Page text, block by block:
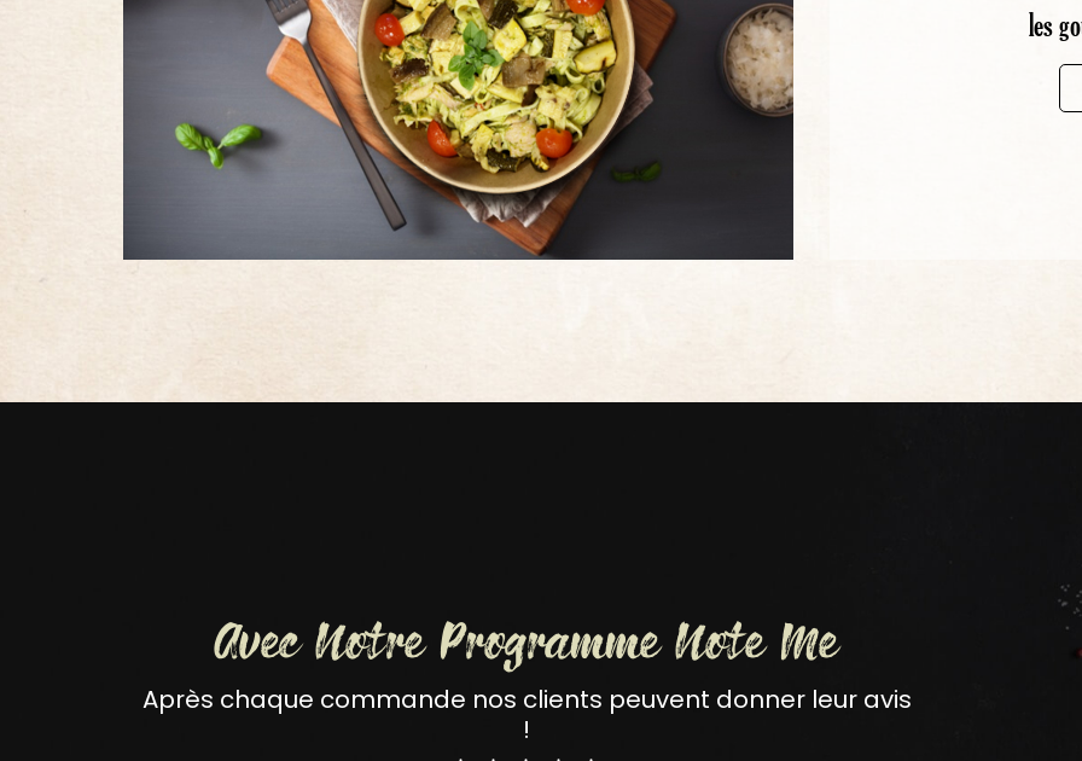
les
Avec Notre Programme Note Me
Après chaque commande nos clients peuvent donner leur avis
!